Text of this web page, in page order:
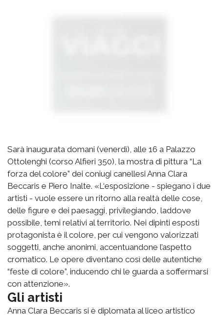
Sarà inaugurata domani (venerdì), alle 16 a Palazzo
Ottolenghi (corso Alfieri 350), la mostra di pittura “La
forza del colore” dei coniugi canellesi Anna Clara
Beccaris e Piero Inalte. «L‘esposizione - spiegano i due
artisti - vuole essere un ritorno alla realtà delle cose,
delle figure e dei paesaggi, privilegiando, laddove
possibile, temi relativi al territorio. Nei dipinti esposti
protagonista è il colore, per cui vengono valorizzati
soggetti, anche anonimi, accentuandone l’aspetto
cromatico. Le opere diventano così delle autentiche
“feste di colore”, inducendo chi le guarda a soffermarsi
con attenzione».
Gli artisti
Anna Clara Beccaris si è diplomata al liceo artistico